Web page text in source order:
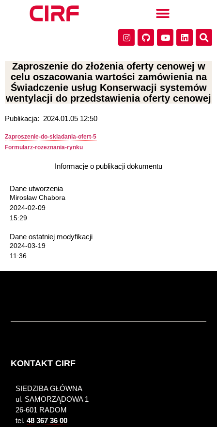
Zaproszenie do złożenia oferty cenowej w
celu oszacowania wartości zamówienia na
Świadczenie usług Konserwacji systemów
wentylacji do przedstawienia oferty cenowej
Publikacja: 2024.01.05 12:50
Zaproszenie-do-skladania-ofert-5
Formularz-rozeznania-rynku
Informacje o publikacji dokumentu
Dane utworzenia
Mirosław Chabora
2024-02-09
15:29
Dane ostatniej modyfikacji
2024-03-19
11:36
KONTAKT CIRF
SIEDZIBA GŁÓWNA
ul. SAMORZĄDOWA 1
26-601 RADOM
tel.48 367 36 00